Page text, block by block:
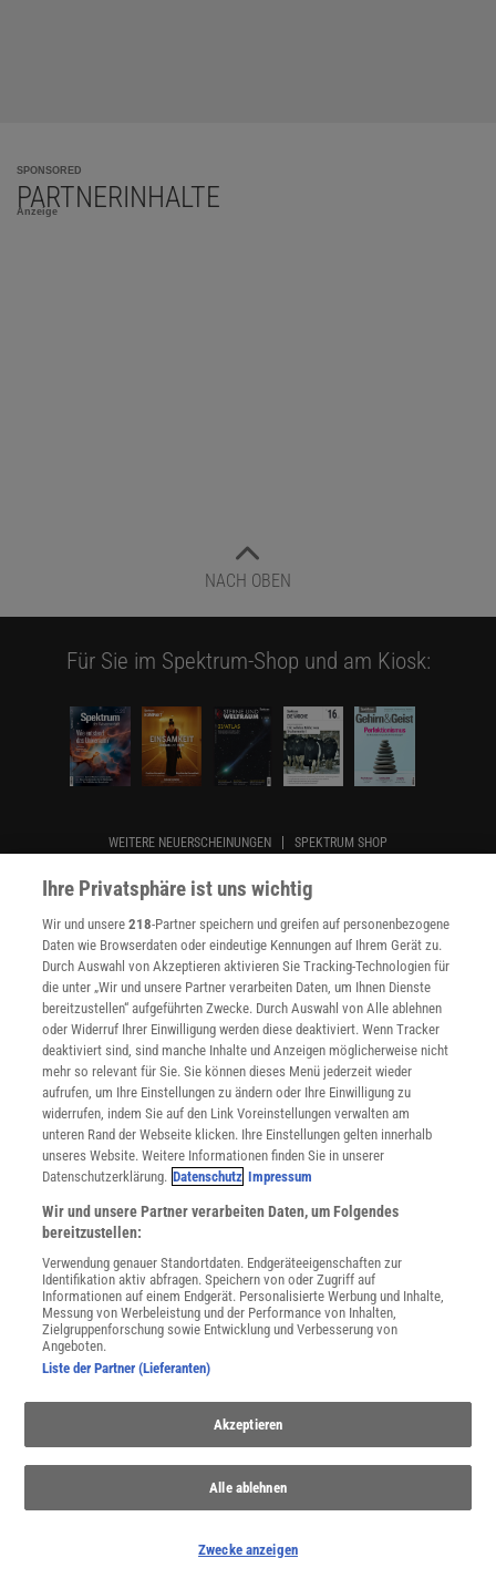
SPONSORED
PARTNERINHALTE
Anzeige
NACH OBEN
Für Sie im Spektrum-Shop und am Kiosk:
WEITERE NEUERSCHEINUNGEN SPEKTRUM SHOP
Spektrum.de-Newsletter abonnieren
JETZT ANMELDEN!
Sie können unsere Newsletter jederzeit wieder abbestellen. Infos zu unserem Umgang
mit Ihren personenbezogenen Daten finden Sie in unserer
SERVICES
Newsletter
Kontakt
Spektrum Shop
Im Handel kaufen
Verträge kündigen
INFO
Mediadaten
Datenschutz
Impressum
Ihre Privatsphäre ist uns wichtig
Wir und unsere218-Partner speichern und greifen auf personenbezogene
Daten wie Browserdaten oder eindeutige Kennungen auf Ihrem Gerät zu.
Durch Auswahl von Akzeptieren aktivieren Sie Tracking-Technologien für
die unter „Wir und unsere Partner verarbeiten Daten, um Ihnen Dienste
bereitzustellen“ aufgeführten Zwecke. Durch Auswahl von Alle ablehnen
oder Widerruf Ihrer Einwilligung werden diese deaktiviert. Wenn Tracker
deaktiviert sind, sind manche Inhalte und Anzeigen möglicherweise nicht
mehr so relevant für Sie. Sie können dieses Menü jederzeit wieder
aufrufen, um Ihre Einstellungen zu ändern oder Ihre Einwilligung zu
widerrufen, indem Sie auf den Link Voreinstellungen verwalten am
unteren Rand der Webseite klicken. Ihre Einstellungen gelten innerhalb
unseres Website. Weitere Informationen finden Sie in unserer
Datenschutzerklärung. Datenschutz Impressum
Wir und unsere Partner verarbeiten Daten, um Folgendes
bereitzustellen:
Verwendung genauer Standortdaten. Endgeräteeigenschaften zur
Identifikation aktiv abfragen. Speichern von oder Zugriff auf
Informationen auf einem Endgerät. Personalisierte Werbung und Inhalte,
Messung von Werbeleistung und der Performance von Inhalten,
Zielgruppenforschung sowie Entwicklung und Verbesserung von
Angeboten.
Liste der Partner (Lieferanten)
Akzeptieren
Alle ablehnen
Zwecke anzeigen